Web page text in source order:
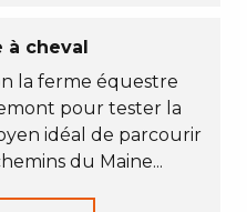
à cheval
la ferme équestre
pour tester la
idéal de parcourir
du Maine...